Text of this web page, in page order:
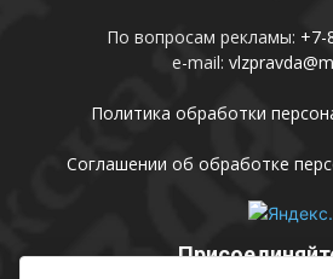
По вопросам рекламы: +7-
e-mail:
Политика обработки
Соглашении об обработке